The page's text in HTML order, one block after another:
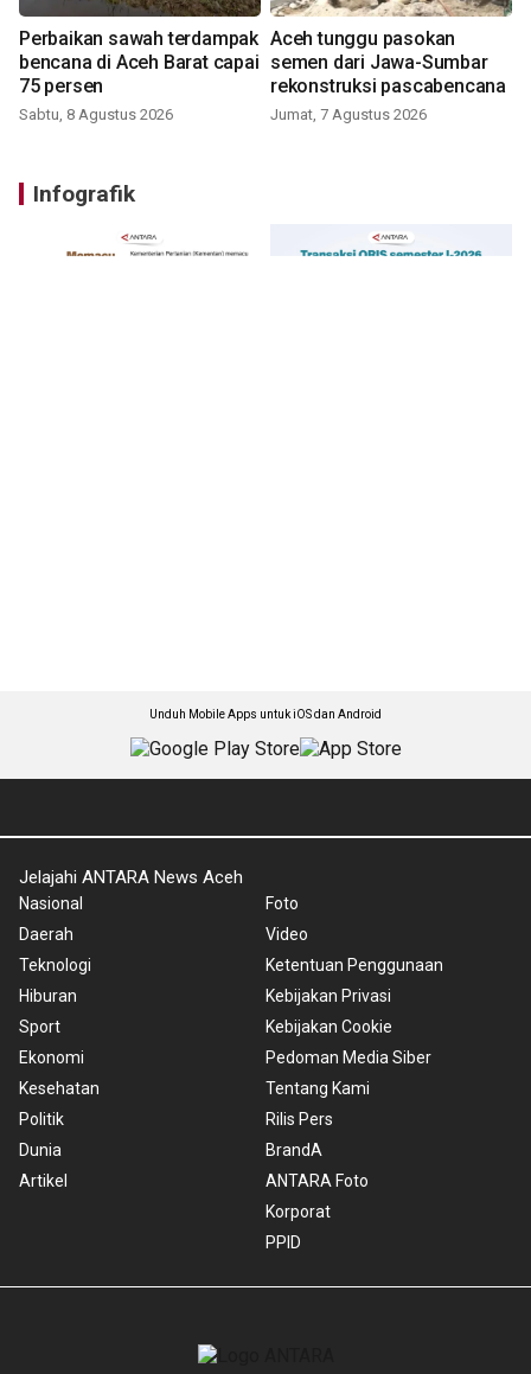
Perbaikan sawah terdampak
bencana di Aceh Barat capai
75 persen
Sabtu, 8 Agustus 2026
Aceh tunggu pasokan
semen dari Jawa-Sumbar
rekonstruksi pascabencana
Jumat, 7 Agustus 2026
Infografik
Unduh Mobile Apps untuk iOS dan Android
Jelajahi ANTARA News Aceh
Nasional
Daerah
Teknologi
Hiburan
Sport
Ekonomi
Kesehatan
Politik
Dunia
Artikel
Foto
Video
Ketentuan Penggunaan
Kebijakan Privasi
Kebijakan Cookie
Pedoman Media Siber
Tentang Kami
Rilis Pers
BrandA
ANTARA Foto
Korporat
PPID